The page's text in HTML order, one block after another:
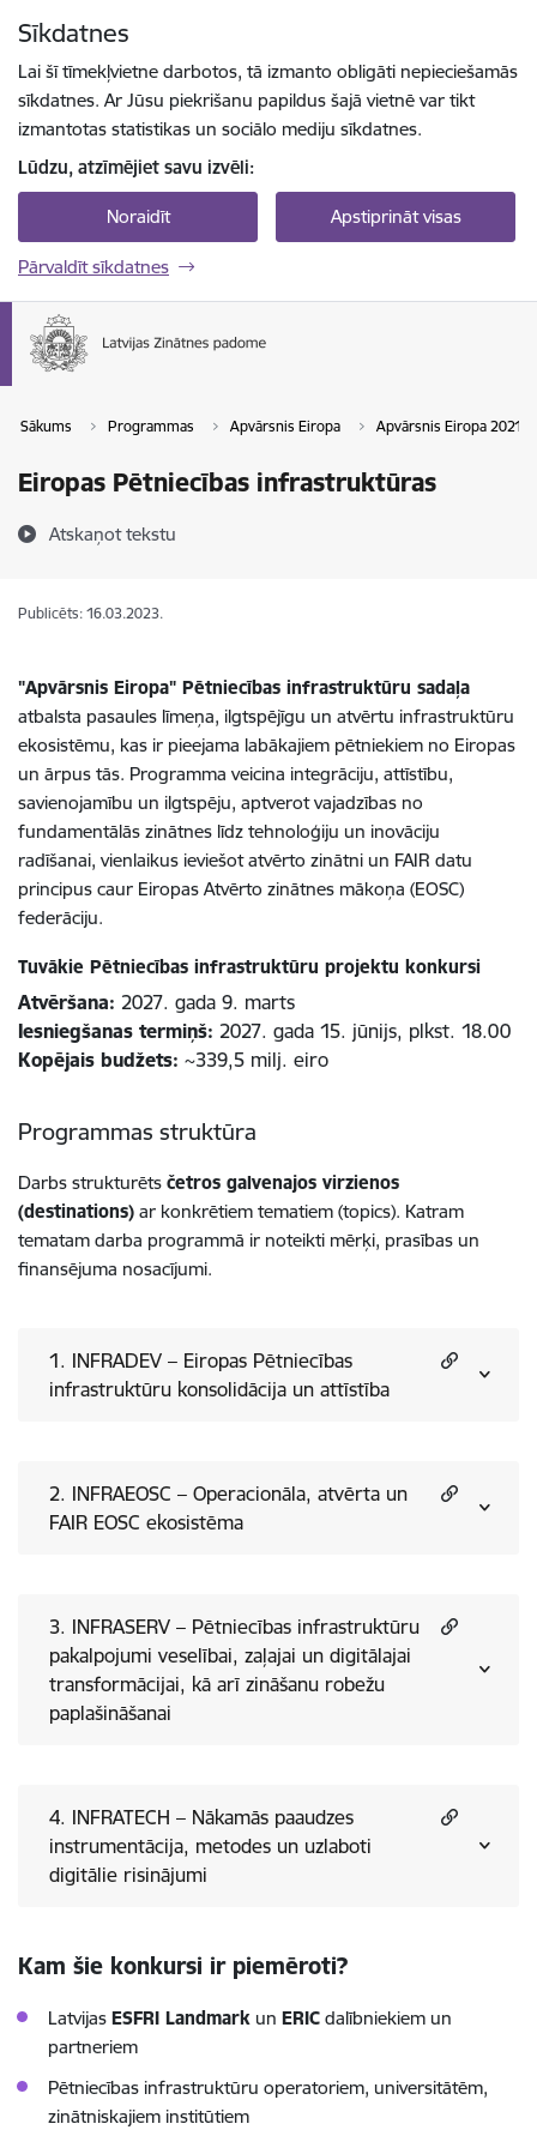
Sīkdatnes
Lai šī tīmekļvietne darbotos, tā izmanto obligāti nepieciešamās
sīkdatnes. Ar Jūsu piekrišanu papildus šajā vietnē var tikt
izmantotas statistikas un sociālo mediju sīkdatnes.
Lūdzu, atzīmējiet savu izvēli:
Noraidīt Apstiprināt visas
Pārvaldīt sīkdatnes
Sākums Programmas Apvārsnis Eiropa Apvārsnis Eiropa 2021-
Eiropas Pētniecības infrastruktūras
Atskaņot tekstu
Publicēts: 16.03.2023.
"Apvārsnis Eiropa" Pētniecības infrastruktūru sadaļa
atbalsta pasaules līmeņa, ilgtspējīgu un atvērtu infrastruktūru
ekosistēmu, kas ir pieejama labākajiem pētniekiem no Eiropas
un ārpus tās. Programma veicina integrāciju, attīstību,
savienojamību un ilgtspēju, aptverot vajadzības no
fundamentālās zinātnes līdz tehnoloģiju un inovāciju
radīšanai, vienlaikus ieviešot atvērto zinātni un FAIR datu
principus caur Eiropas Atvērto zinātnes mākoņa (EOSC)
federāciju.
Tuvākie Pētniecības infrastruktūru projektu konkursi
Atvēršana: 2027. gada 9. marts
Iesniegšanas termiņš: 2027. gada 15. jūnijs, plkst. 18.00
Kopējais budžets: ~339,5 milj. eiro
Programmas struktūra
Darbs strukturēts četros galvenajos virzienos
(destinations) ar konkrētiem tematiem (topics). Katram
tematam darba programmā ir noteikti mērķi, prasības un
finansējuma nosacījumi.
1. INFRADEV – Eiropas Pētniecības
infrastruktūru konsolidācija un attīstība
2. INFRAEOSC – Operacionāla, atvērta un
FAIR EOSC ekosistēma
3. INFRASERV – Pētniecības infrastruktūru
pakalpojumi veselībai, zaļajai un digitālajai
transformācijai, kā arī zināšanu robežu
paplašināšanai
4. INFRATECH – Nākamās paaudzes
instrumentācija, metodes un uzlaboti
digitālie risinājumi
Kam šie konkursi ir piemēroti?
Latvijas ESFRI Landmark un ERIC dalībniekiem un
partneriem
Pētniecības infrastruktūru operatoriem, universitātēm,
zinātniskajiem institūtiem